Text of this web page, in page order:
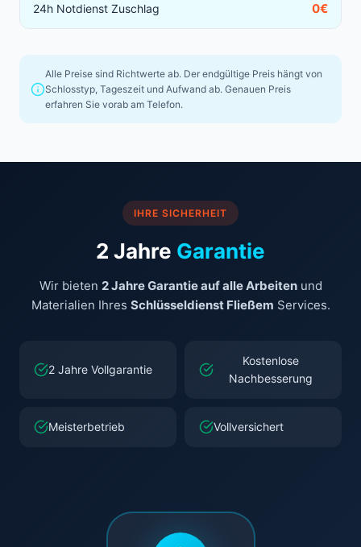
24h Notdienst Zuschlag 0€
Alle Preise sind Richtwerte ab. Der endgültige Preis hängt von
Schlosstyp, Tageszeit und Aufwand ab. Genauen Preis
erfahren Sie vorab am Telefon.
IHRE SICHERHEIT
2 Jahre Garantie
Wir bieten 2 Jahre Garantie auf alle Arbeitenund
Materialien Ihres Schlüsseldienst Fließem Services.
2 Jahre Vollgarantie
Kostenlose
Nachbesserung
Meisterbetrieb Vollversichert